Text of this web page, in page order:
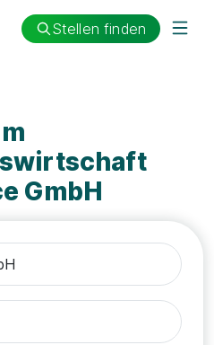
Stellen finden
GmbH